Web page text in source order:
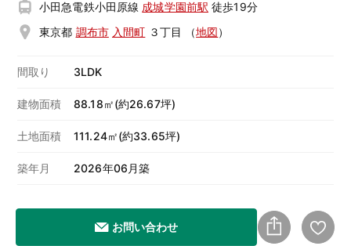
小田急電鉄小田原線 成城学園前駅 徒歩19分
東京都 調布市 入間町 ３丁目 （地図）
間取り 3LDK
建物面積 88.18㎡(約26.67坪)
土地面積 111.24㎡(約33.65坪)
築年月 2026年06月築
お問い合わせ